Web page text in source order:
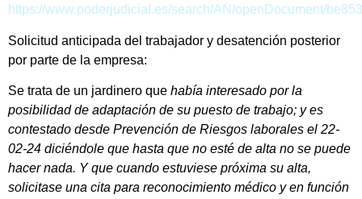
https://www.poderjudicial.es/search/AN/openDocument/
Solicitud anticipada del trabajador y desatención posterior
por parte de la empresa:
Se trata de un jardinero que había interesado por la
posibilidad de adaptación de su puesto de trabajo; y es
contestado desde Prevención de Riesgos laborales el 22-
02-24 diciéndole que hasta que no esté de alta no se puede
hacer nada. Y que cuando estuviese próxima su alta,
solicitase una cita para reconocimiento médico y en función